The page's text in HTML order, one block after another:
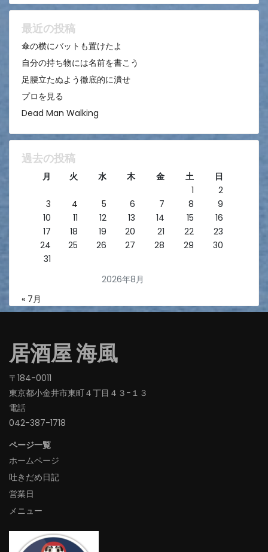
ョ
ン
最近の投稿
傘の横にバットも置けたよ
自分の持ち物には名前を書こう
足腰立たぬよう徹底的に潰せ
プロを見る
Dead Man Walking
過去の投稿
2026年8月
月 火 水 木 金 土
日
1
2
3
4 5 6 7 8
9
10
11 12 13 14 15
16
17
18 19 20 21 22
23
24
25 26 27 28 29
30
31
« 7月
居酒屋 海風
〒184-0011
東京都小金井市東町４丁目４３−１３
電話
042-387-1718‬
ページ一覧
ホームページ
吐きだめ日記
営業日
メニュー